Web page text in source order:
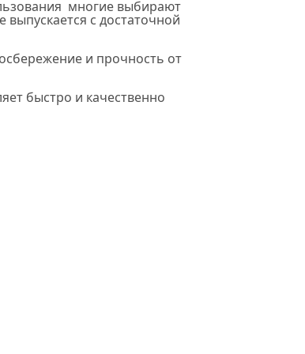
многие выбирают
с достаточной
и прочность от
быстро и качественно